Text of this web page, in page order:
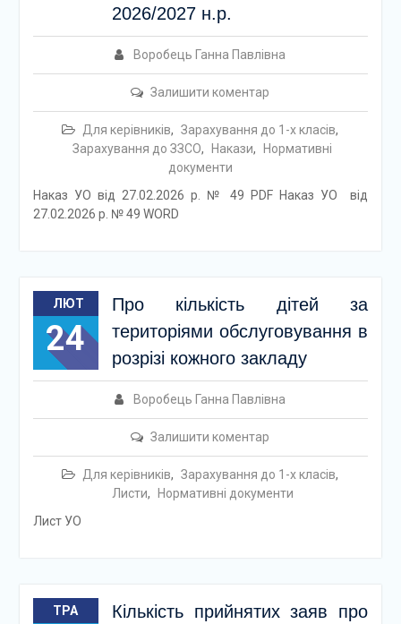
2026/2027 н.р.
Воробець Ганна Павлівна
Залишити коментар
Для керівників, Зарахування до 1-х класів,
Зарахування до ЗЗСО, Накази,
Нормативні
документи
Наказ УО від 27.02.2026 р. № 49 PDF Наказ УО від
27.02.2026 р. № 49 WORD
ЛЮТ
24
Про кількість дітей за
територіями обслуговування в
розрізі кожного закладу
Воробець Ганна Павлівна
Залишити коментар
Для керівників, Зарахування до 1-х класів,
Листи,
Нормативні документи
Лист УО
ТРА
Кількість прийнятих заяв про